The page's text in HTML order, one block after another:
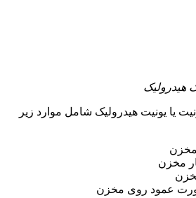
هیدرولیک
یا یونیت هیدرولیک شامل موارد زیر
مخزن
مخزن
عمود روی مخزن